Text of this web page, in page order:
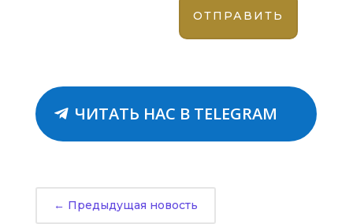
ЧИТАТЬ НАС В TELEGRAM
← Предыдущая новость